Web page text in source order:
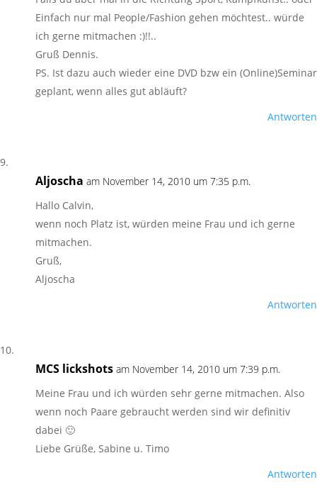
Einfach nur mal People/Fashion gehen möchtest.. würde
ich gerne mitmachen :)!!..
Gruß Dennis.
PS. Ist dazu auch wieder eine DVD bzw ein (Online)Seminar
geplant, wenn alles gut abläuft?
Antworten
Aljoscha am November 14, 2010 um 7:35 p.m.
Hallo Calvin,
wenn noch Platz ist, würden meine Frau und ich gerne
mitmachen.
Gruß,
Aljoscha
Antworten
MCS lickshots am November 14, 2010 um 7:39 p.m.
Meine Frau und ich würden sehr gerne mitmachen. Also
wenn noch Paare gebraucht werden sind wir definitiv
dabei 🙂
Liebe Grüße, Sabine u. Timo
Antworten